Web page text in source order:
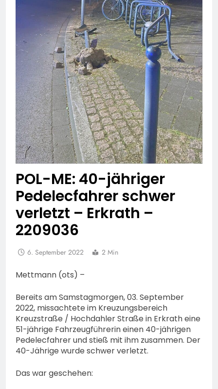
POL-ME: 40-jähriger
Pedelecfahrer schwer
verletzt – Erkrath –
2209036
6. September 2022 2 Min
Mettmann (ots) –
Bereits am Samstagmorgen, 03. September
2022, missachtete im Kreuzungsbereich
Kreuzstraße / Hochdahler Straße in Erkrath eine
51-jährige Fahrzeugführerin einen 40-jährigen
Pedelecfahrer und stieß mit ihm zusammen. Der
40-Jährige wurde schwer verletzt.
Das war geschehen: